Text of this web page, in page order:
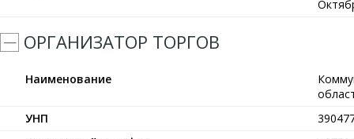
ОРГАНИЗАТОР ТОРГОВ
Наименование
УНП